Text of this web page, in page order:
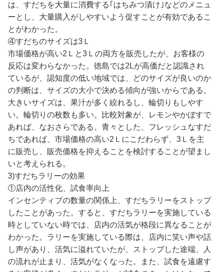
は、すだちを大量に消費する｢はちみつ漬け｣などのメニュ
ーとし、大量購入がしやすいよう促すことが有効であるこ
とがわかった。
④すだちのサイズは3Ｌ
市場価格が高い2Ｌと3Ｌの両方を販売したが、お客様の
反応は変わらなかった。徳島では2Lが高価だと認識され
ているが、認知度の低い地域では、どのサイズが良いのか
の判断は、サイズの大小で決める傾向が強いからである。
大きいサイズは、果汁が多く絞れるし、輪切りもしやす
い。輪切りの枚数も多い。比較対象が、レモンやかぼすで
あれば、なおさらである。青々とした、フレッシュなすだ
ちであれば、市場価格の高い2Ｌにこだわらず、3Ｌを主
に販売し、販売価格を抑えることを検討することが望まし
いと考えられる。
3)すだちラリーの効果
①店内の活性化、試食率向上
インセンティブの数量の関係上、すだちラリーをストップ
したことがあった。すると、すだちラリーを実施している
時としていない時では、店内の活気が格段に異なることが
わかった。ラリーを実施している際は、店内に笑い声や話
し声があり、活気に溢れていたが、ストップした途端、人
の流れが止まり、活気がなくなった。また、試食を遠慮す